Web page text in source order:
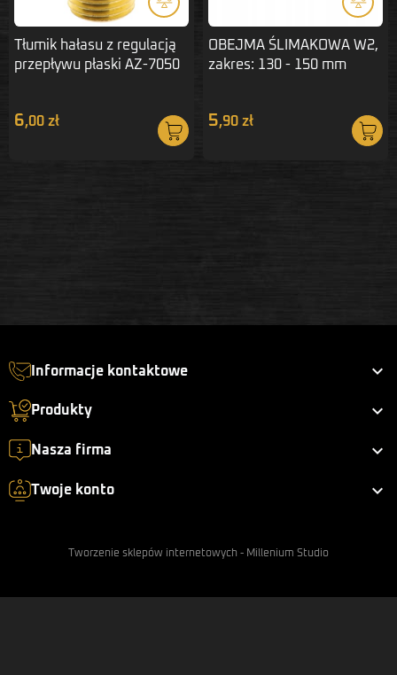
Tłumik hałasu z regulacją
przepływu płaski AZ-7050
6,00 zł
OBEJMA ŚLIMAKOWA W2,
zakres: 130 - 150 mm
5,90 zł
Informacje kontaktowe 
Produkty 
Nasza firma 
Twoje konto 
Tworzenie sklepów internetowych - Millenium Studio